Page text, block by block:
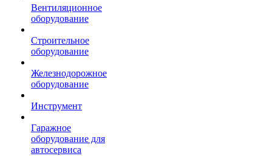
Вентиляционное
оборудование
Строительное
оборудование
Железнодорожное
оборудование
Инструмент
Гаражное
оборудование для
автосервиса